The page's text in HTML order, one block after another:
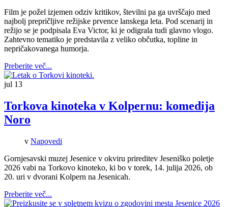
Film je požel izjemen odziv kritikov, številni pa ga uvrščajo med
najbolj prepričljive režijske prvence lanskega leta. Pod scenarij in
režijo se je podpisala Eva Victor, ki je odigrala tudi glavno vlogo.
Zahtevno tematiko je predstavila z veliko občutka, topline in
nepričakovanega humorja.
Preberite več...
jul 13
Torkova kinoteka v Kolpernu: komedija
Noro
v Napovedi
Gornjesavski muzej Jesenice v okviru prireditev Jeseniško poletje
2026 vabi na Torkovo kinoteko, ki bo v torek, 14. julija 2026, ob
20. uri v dvorani Kolpern na Jesenicah.
Preberite več...